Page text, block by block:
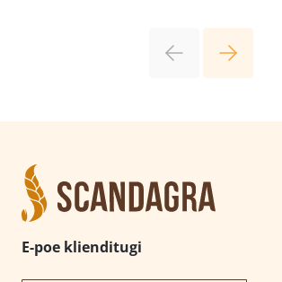
E-poe klienditugi